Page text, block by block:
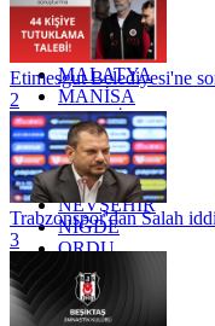
KONYA
KÜTAHYA
KİLİS
MALATYA
MANİSA
MARDİN
MERSİN
MUĞLA
MUŞ
NEVŞEHİR
NİĞDE
ORDU
OSMANİYE
RİZE
SAKARYA
Etimesgut Belediyesi'ne
2
Trabzonspor'dan Salah
3